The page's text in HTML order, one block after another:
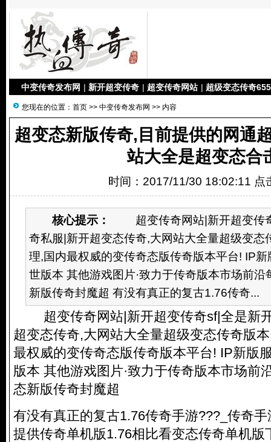
中变传奇发布网 | 新开超变传奇 | 超变传奇网站 | 超级变态传奇
您现在的位置： 首页 >> 中变传奇发布网 >> 内容
超变态新版传奇,目前提供的网通
站大全是超变态合
时间：2017/11/30 18:02:11 点
核心提示：
超变传奇网站|新开超变传
奇私服|新开超变态传奇,大网站大全量超级变态
理,国内最权威的变传奇态版传奇版本平台! IP
世版本 其他游戏图片·致力于传奇版本市场前
新版传奇封魔超 有没有真正的复古1.76传奇...
超变传奇网站|新开超变传奇sf|全是新
超变态传奇,大网站大全量超级变态传奇版
最权威的变传奇态版传奇版本平台! IP新版
版本 其他游戏图片·致力于传奇版本市场前
态新版传奇封魔超
有没有真正的复古1.76传奇手游???_传奇
提供传奇单机版1.76相比看变态传奇单机版